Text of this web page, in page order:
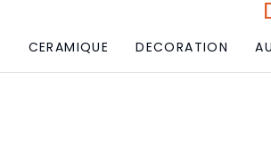
CERAMIQUE DECORATION